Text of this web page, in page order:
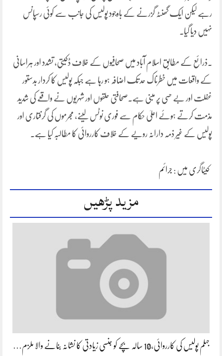
رہے لیکن ایک گھنٹہ گزرنے کے باوجود پولیس کی جانب سے کوئی رسپانس
نہیں دیا گیا۔
۔ذرائع کے مطابق اسلام آباد میں صحافیوں کے خلاف ڈکیتی، تشدد اور ہراسانی
کے واقعات میں خطرناک حد تک اضافہ ہو رہا ہے جبکہ پولیس کا کردار بدستور
غفلت اور بے حسی پر مبنی ہے۔صحافتی حلقوں اور شہریوں نے واقعے کی شدید
مذمت کرتے ہوئے اعلیٰ حکام سے فوری نوٹس لینے، مجرموں کی گرفتاری اور
پولیس کے غیر ذمہ دارانہ رویے کے خلاف کارروائی کا مطالبہ کیا ہے۔
کیٹاگری میں : جرائم
مزید پڑھیں
جہلم پولیس کی کارروائی،10 سالہ بچے کو جنسی زیادتی کا نشانہ بنانے والا ملزم…